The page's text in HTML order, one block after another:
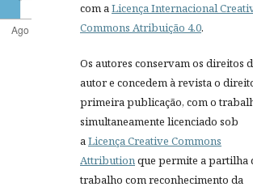
com aLicença Internacional
Commons Atribuição 4.0.
Os autores conservam os direitos
autor e concedem à revista o
primeira publicação, com o
simultaneamente licenciado sob
aLicença Creative Commons
Attributionque permite a partilha
trabalho com reconhecimento da